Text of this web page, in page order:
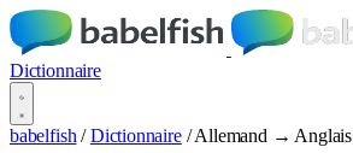
Dictionnaire
babelfish / Dictionnaire / Allemand → Anglais